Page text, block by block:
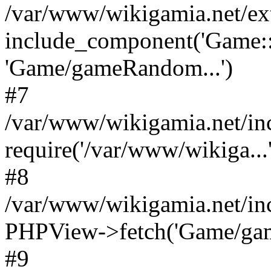
/var/www/wikigamia.net/
'Game/gameRandom...')
#7
/var/www/wikigamia.net/
require('/var/www/
#8
/var/www/wikigamia.net/
PHPView->fetch('Game/
#9